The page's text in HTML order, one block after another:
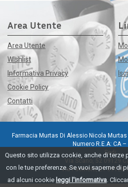
Questo sito utilizza cookie, anche di terze
con le tue preferenze. Se vuoi saperne di
ad alcuni cookie leggi l'informativa .
Area Utente
Area Utente
Wishlist
Informativa Privacy
Cookie Policy
Contatti
Farmacia Murtas Di Alessio Nicola Murtas
Numero R.E.A: CA
Sedi:
Via Scano, 52 09129
Via Pacinotti, 21 09128